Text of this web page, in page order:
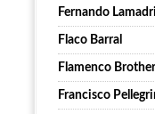
Fernando
Flaco Barral
Flamenco
Francisco